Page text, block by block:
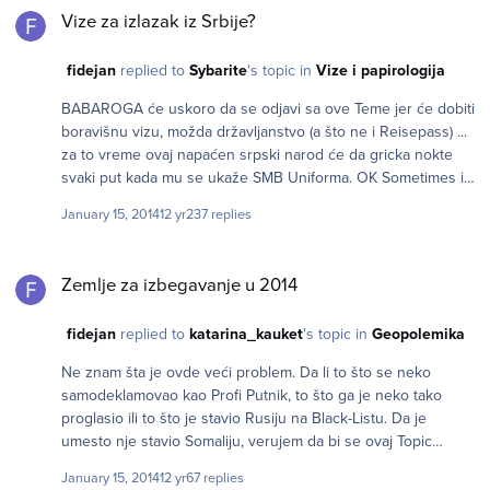
Vize za izlazak iz Srbije?
fidejanreplied to Sybarite's topic in Vize i papirologija
BABAROGA će uskoro da se odjavi sa ove Teme jer će dobiti
boravišnu vizu, možda državljanstvo (a što ne i Reisepass) ...
za to vreme ovaj napaćen srpski narod će da gricka nokte
svaki put kada mu se ukaže SMB Uniforma. OK Sometimes i
January 15, 201412 yr237 replies
Zemlje za izbegavanje u 2014
fidejanreplied to katarina_kauket's topic in Geopolemika
Ne znam šta je ovde veći problem. Da li to što se neko
samodeklamovao kao Profi Putnik, to što ga je neko tako
proglasio ili to što je stavio Rusiju na Black-Listu. Da je
umesto nje stavio Somaliju, verujem da bi se ovaj Topic
January 15, 201412 yr67 replies